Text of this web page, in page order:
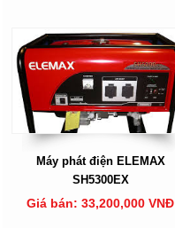
Máy phát điện ELEMAX
SH5300EX
Giá bán: 33,200,000 VNĐ